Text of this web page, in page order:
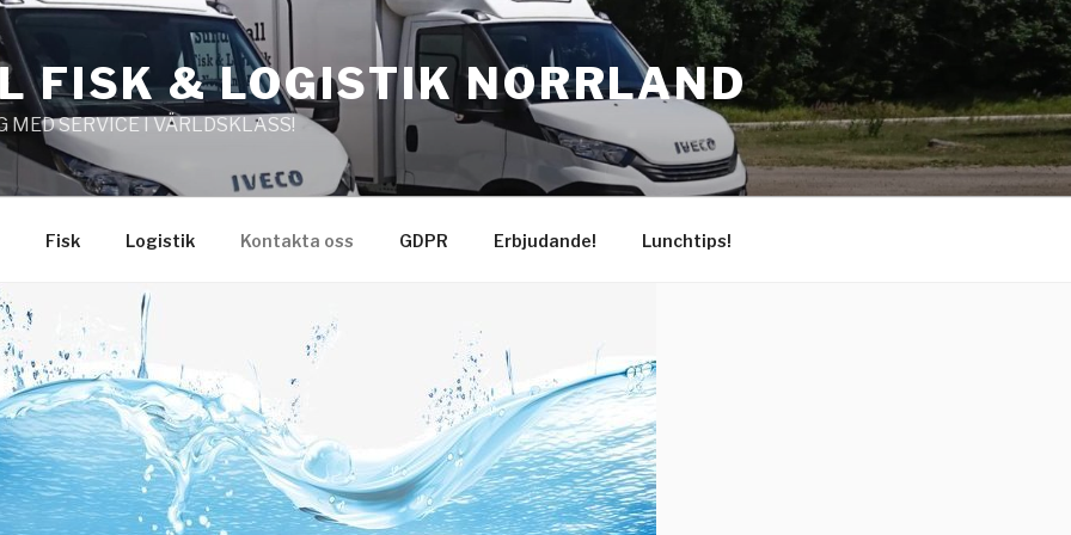
FISK & LOGISTIK NORRLAND
SERVICE I VÄRLDSKLASS!
Fisk Logistik Kontakta oss GDPR Erbjudande! Lunchtips!